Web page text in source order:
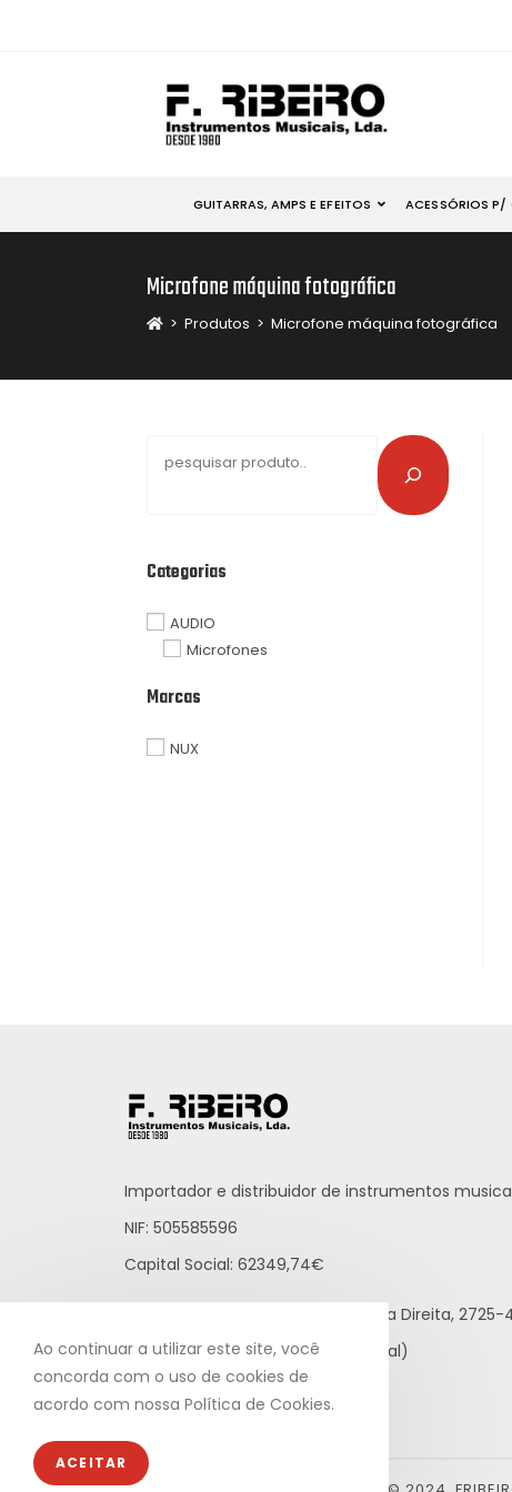
GUITARRAS, AMPS E EFEITOS ACESSÓRIOS P/
Microfone máquina fotográfica
> Produtos > Microfone máquina fotográfica
Categorias
AUDIO
Microfones
Marcas
NUX
Importador e distribuidor de instrumentos
NIF: 505585596
Capital Social: 62349,74€
Praceta Raúl Brandão, 12 - Loja Direita,
21 812 65 43 (rede fixa nacional)
info@fribeiro.com
Ao continuar a utilizar este site, você
concorda com o uso de cookies de
acordo com nossa Política de Cookies.
ACEITAR